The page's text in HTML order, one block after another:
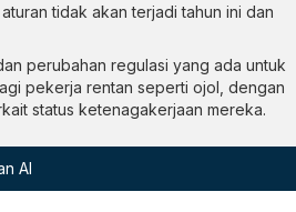
tidak akan terjadi tahun ini dan
perubahan regulasi yang ada untuk
pekerja rentan seperti ojol, dengan
status ketenagakerjaan mereka.
AI